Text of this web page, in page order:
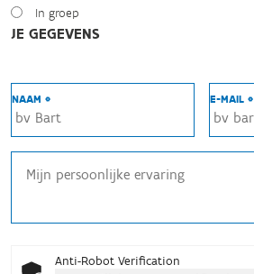
In groep
JE GEGEVENS
NAAM * E-MAIL *
Anti-Robot Verification